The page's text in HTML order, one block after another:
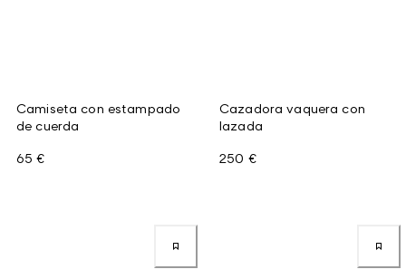
Camiseta con estampado
de cuerda
65 €
Cazadora vaquera con
lazada
250 €